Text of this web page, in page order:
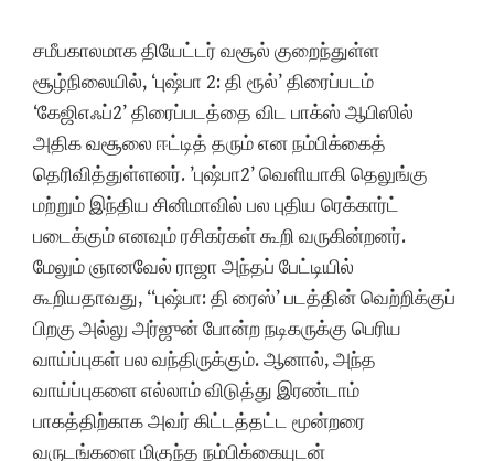
சமீபகாலமாக தியேட்டர் வசூல் குறைந்துள்ள
சூழ்நிலையில், ‘புஷ்பா 2: தி ரூல்’ திரைப்படம்
‘கேஜிஎஃப்2’ திரைப்படத்தை விட பாக்ஸ் ஆபிஸில்
அதிக வசூலை ஈட்டித் தரும் என நம்பிக்கைத்
தெரிவித்துள்ளனர். ’புஷ்பா2’ வெளியாகி தெலுங்கு
மற்றும் இந்திய சினிமாவில் பல புதிய ரெக்கார்ட்
படைக்கும் எனவும் ரசிகர்கள் கூறி வருகின்றனர்.
மேலும் ஞானவேல் ராஜா அந்தப் பேட்டியில்
கூறியதாவது, “புஷ்பா: தி ரைஸ்’ படத்தின் வெற்றிக்குப்
பிறகு அல்லு அர்ஜுன் போன்ற நடிகருக்கு பெரிய
வாய்ப்புகள் பல வந்திருக்கும். ஆனால், அந்த
வாய்ப்புகளை எல்லாம் விடுத்து இரண்டாம்
பாகத்திற்காக அவர் கிட்டத்தட்ட மூன்றரை
வருடங்களை மிகுந்த நம்பிக்கையுடன்